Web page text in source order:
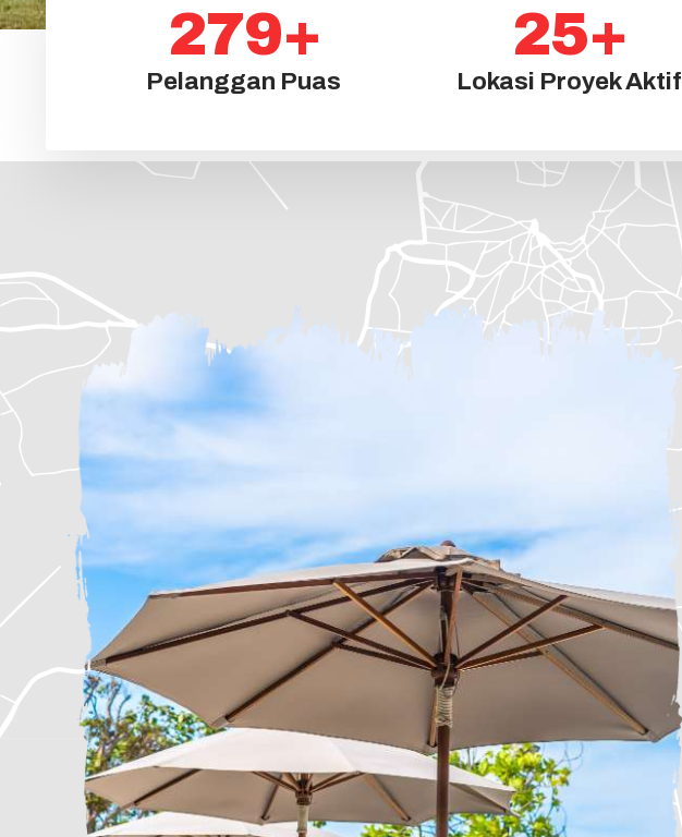
Pelanggan Puas
279+
Lokasi Proyek Aktif
25+